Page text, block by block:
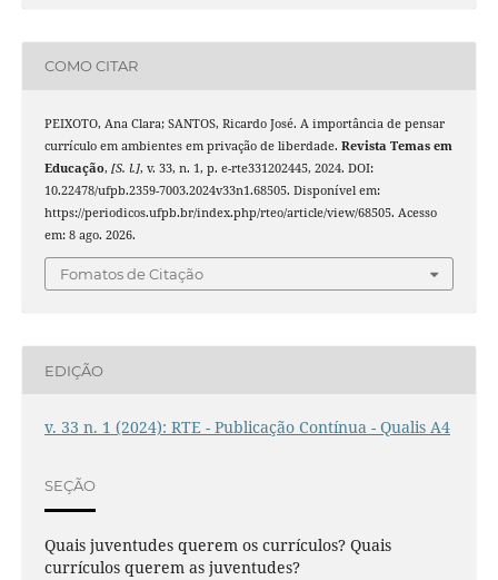
COMO CITAR
PEIXOTO, Ana Clara; SANTOS, Ricardo José. A importância de pensar
currículo em ambientes em privação de liberdade. Revista Temas em
Educação, [S. l.], v. 33, n. 1, p. e-rte331202445, 2024. DOI:
10.22478/ufpb.2359-7003.2024v33n1.68505. Disponível em:
https://periodicos.ufpb.br/index.php/rteo/article/view/68505. Acesso
em: 8 ago. 2026.
Fomatos de Citação
EDIÇÃO
v. 33 n. 1 (2024): RTE - Publicação Contínua - Qualis A4
SEÇÃO
Quais juventudes querem os currículos? Quais
currículos querem as juventudes?